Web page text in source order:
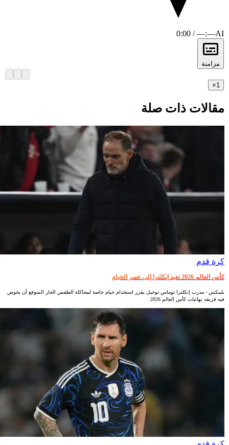
AI
0:00 / —:—
مزامنة
×
مقالات ذات صلة
كرة قدم
كأس العالم 2026 تعيد إنكلترا إلى عصر الخيام
بلينكس - مدرب إنكلترا توماس توخيل يقرر استخدام خيام خاصة لمحاكاة الطقس الحار المتوقع أن يخوض
فيه فريقه نهائيات كأس العالم 2026.